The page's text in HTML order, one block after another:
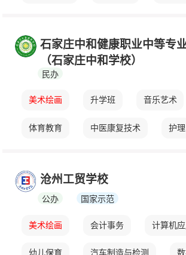
机电技术应用 建筑工程施工
汽车维修（汽修）
计算机网络应用 幼儿教育
音乐表演（声乐,乐器） 室内设计
石家庄中和健康职业中等专
（石家庄中和学校）
民办
美术绘画 升学班 音乐艺术
体育教育 中医康复技术 护理
沧州工贸学校
公办 国家示范
美术绘画 会计事务 计算机
幼儿保育 汽车制造与检测